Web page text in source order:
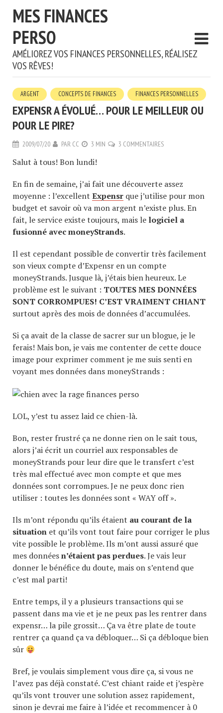
MES FINANCES
PERSO
AMÉLIOREZ VOS FINANCES PERSONNELLES, RÉALISEZ
VOS RÊVES!
ARGENT CONCEPTS DE FINANCES FINANCES PERSONNELLES
EXPENSR A ÉVOLUÉ… POUR LE MEILLEUR OU
POUR LE PIRE?
2009/07/20 PAR CC 3 MIN 3 COMMENTAIRES
Salut à tous! Bon lundi!
En fin de semaine, j’ai fait une découverte assez
moyenne : l’excellent Expensr que j’utilise pour mon
budget et savoir où va mon argent n’existe plus. En
fait, le service existe toujours, mais le logiciel a
fusionné avec moneyStrands.
Il est cependant possible de convertir très facilement
son vieux compte d’Expensr en un compte
moneyStrands. Jusque là, j’étais bien heureux. Le
problème est le suivant : TOUTES MES DONNÉES
SONT CORROMPUES! C’EST VRAIMENT CHIANT
surtout après des mois de données d’accumulées.
Si ça avait de la classe de sacrer sur un blogue, je le
ferais! Mais bon, je vais me contenter de cette douce
image pour exprimer comment je me suis senti en
voyant mes données dans moneyStrands :
LOL, y’est tu assez laid ce chien-là.
Bon, rester frustré ça ne donne rien on le sait tous,
alors j’ai écrit un courriel aux responsables de
moneyStrands pour leur dire que le transfert c’est
très mal effectué avec mon compte et que mes
données sont corrompues. Je ne peux donc rien
utiliser : toutes les données sont « WAY off ».
Ils m’ont répondu qu’ils étaient au courant de la
situation et qu’ils vont tout faire pour corriger le plus
vite possible le problème. Ils m’ont aussi assuré que
mes donnéesn’étaient pas perdues. Je vais leur
donner le bénéfice du doute, mais on s’entend que
c’est mal parti!
Entre temps, il y a plusieurs transactions qui se
passent dans ma vie et je ne peux pas les rentrer dans
expensr… la pile grossit… Ça va être plate de toute
rentrer ça quand ça va débloquer… Si ça débloque bien
sûr
Bref, je voulais simplement vous dire ça, si vous ne
l’avez pas déjà constaté. C’est chiant raide et j’espère
qu’ils vont trouver une solution assez rapidement,
sinon je devrai me faire à l’idée et recommencer à 0